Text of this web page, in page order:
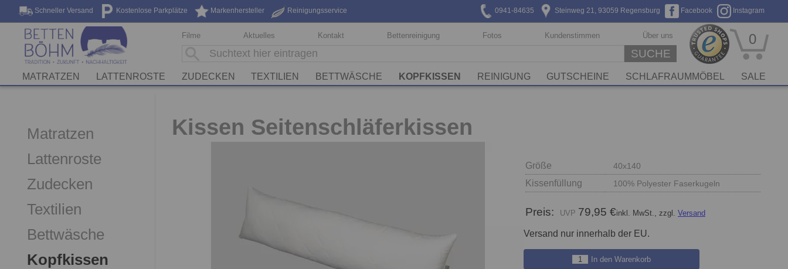
Schneller Versand Kostenlose Parkplätze Markenhersteller Reinigungsservice Instagram
Facebook
Steinweg 21, 93059 Regensburg
0941-84635
Filme Aktuelles Kontakt Bettenreinigung Fotos Kundenstimmen Über uns
SUCHE
0
MATRATZEN LATTENROSTE ZUDECKEN TEXTILIEN BETTWÄSCHE KOPFKISSEN REINIGUNG GUTSCHEINE SCHLAFRAUMMÖBEL SALE
Matratzen
Lattenroste
Zudecken
Textilien
Bettwäsche
Kopfkissen
Kissen Seitenschläferkissen
Größe 40x140
Kissenfüllung 100% Polyester Faserkugeln
Preis: 79,95 €inkl. MwSt., zzgl. Versand
Versand nur innerhalb der EU.
In den Warenkorb